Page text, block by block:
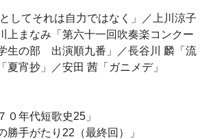
してそれは自力ではなく」／上川涼子
上まなみ「第六十一回吹奏楽コンクー
生の部 出演順九番」／長谷川 麟「流
夏宵抄」／安田 茜「ガニメデ」
０年代短歌史25」
勝手がたり22（最終回）」